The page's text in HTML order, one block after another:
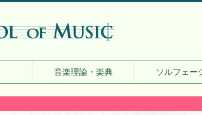
音楽理論・楽典 ソルフェー